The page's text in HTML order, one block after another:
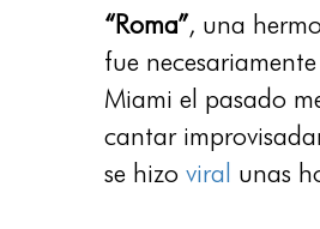
“Roma”, una
fue
Miami el pasado
cantar
se hizoviral unas